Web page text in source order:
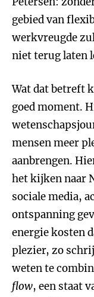
gebied van
werkvreugde
niet terug laten
Wat dat betreft
goed moment.
mensen meer
aanbrengen.
het kijken naar
sociale media,
ontspanning
energie kosten
plezier, zo
weten te
flow, een staat